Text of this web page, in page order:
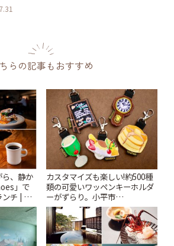
らの記事もおすすめ
、静か
」で
チ | こ
カスタマイズも楽しい!約500種
類の可愛いワッペンキーホルダ
ーがずらり。小平市
「Kimamaya T&K」 | ことりっ
ぷ